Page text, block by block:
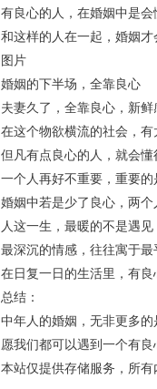
有良心的人，在婚姻中是会
和这样的人在一起，婚姻才
图片
婚姻的下半场，全靠良心
夫妻久了，全靠良心，新
在这个物欲横流的社会，有
但凡有点良心的人，就会懂
一个人再好不重要，重要的
婚姻中若是少了良心，两个
人这一生，最暖的不是遇
最深沉的情感，往往寓于最
在日复一日的生活里，有良
总结：
中年人的婚姻，无非更多
愿我们都可以遇到一个有良
本站仅提供存储服务，所有